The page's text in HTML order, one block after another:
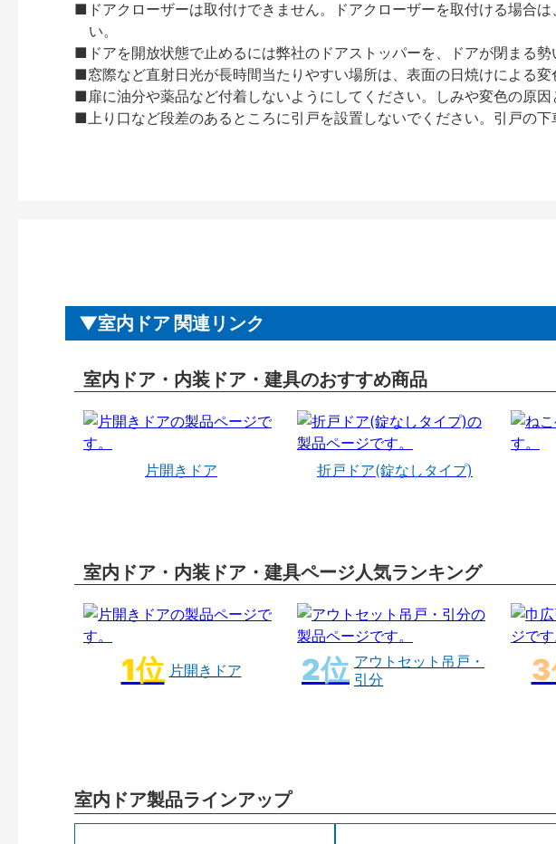
■ドアクローザーは取付けできません。ドアクローザーを取付ける場合
い。
■ドアを開放状態で止めるには弊社のドアストッパーを、ドアが閉まる
■窓際など直射日光が長時間当たりやすい場所は、表面の日焼けによる
■扉に油分や薬品など付着しないようにしてください。しみや変色の原因
■上り口など段差のあるところに引戸を設置しないでください。引戸の
室内ドア 関連リンク
室内ドア・内装ドア・建具のおすすめ商品
片開きドア 折戸ドア(錠なしタイプ)
室内ドア・内装ドア・建具ページ人気ランキング
片開きドア
アウトセット吊戸・
引分
室内ドア製品ラインアップ